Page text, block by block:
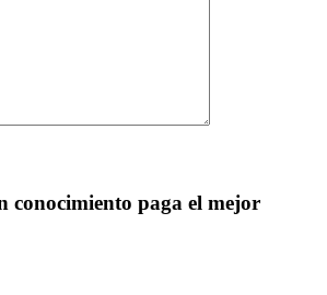
conocimiento paga el mejor